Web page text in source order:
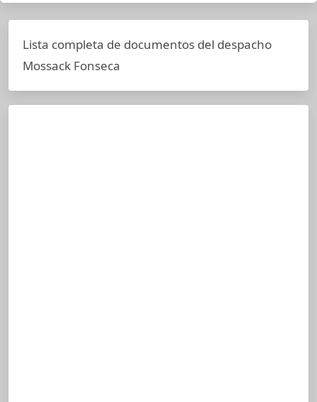
Lista completa de documentos del despacho
Mossack Fonseca